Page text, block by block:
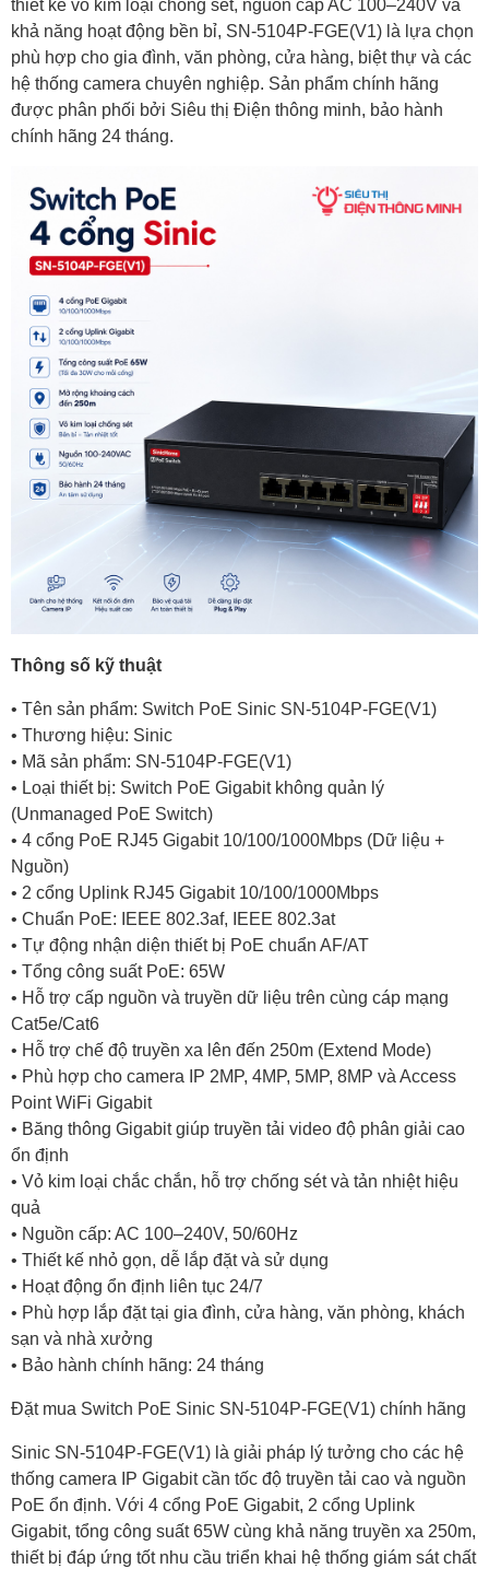
khả năng hoạt động bền bỉ, SN-5104P-FGE(V1) là lựa chọn
phù hợp cho gia đình, văn phòng, cửa hàng, biệt thự và các
hệ thống camera chuyên nghiệp. Sản phẩm chính hãng
được phân phối bởi Siêu thị Điện thông minh, bảo hành
chính hãng 24 tháng.
Thông số kỹ thuật
• Tên sản phẩm: Switch PoE Sinic SN-5104P-FGE(V1)
• Thương hiệu: Sinic
• Mã sản phẩm: SN-5104P-FGE(V1)
• Loại thiết bị: Switch PoE Gigabit không quản lý
(Unmanaged PoE Switch)
• 4 cổng PoE RJ45 Gigabit 10/100/1000Mbps (Dữ liệu +
Nguồn)
• 2 cổng Uplink RJ45 Gigabit 10/100/1000Mbps
• Chuẩn PoE: IEEE 802.3af, IEEE 802.3at
• Tự động nhận diện thiết bị PoE chuẩn AF/AT
• Tổng công suất PoE: 65W
• Hỗ trợ cấp nguồn và truyền dữ liệu trên cùng cáp mạng
Cat5e/Cat6
• Hỗ trợ chế độ truyền xa lên đến 250m (Extend Mode)
• Phù hợp cho camera IP 2MP, 4MP, 5MP, 8MP và Access
Point WiFi Gigabit
• Băng thông Gigabit giúp truyền tải video độ phân giải cao
ổn định
• Vỏ kim loại chắc chắn, hỗ trợ chống sét và tản nhiệt hiệu
quả
• Nguồn cấp: AC 100–240V, 50/60Hz
• Thiết kế nhỏ gọn, dễ lắp đặt và sử dụng
• Hoạt động ổn định liên tục 24/7
• Phù hợp lắp đặt tại gia đình, cửa hàng, văn phòng, khách
sạn và nhà xưởng
• Bảo hành chính hãng: 24 tháng
Đặt mua Switch PoE Sinic SN-5104P-FGE(V1) chính hãng
Sinic SN-5104P-FGE(V1) là giải pháp lý tưởng cho các hệ
thống camera IP Gigabit cần tốc độ truyền tải cao và nguồn
PoE ổn định. Với 4 cổng PoE Gigabit, 2 cổng Uplink
Gigabit, tổng công suất 65W cùng khả năng truyền xa 250m,
thiết bị đáp ứng tốt nhu cầu triển khai hệ thống giám sát chất